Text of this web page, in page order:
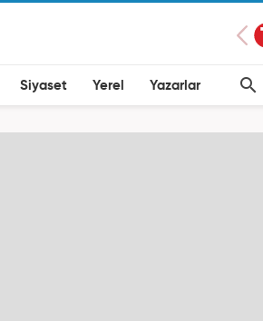
Siyaset Yerel Yazarlar